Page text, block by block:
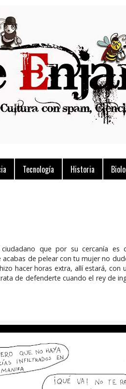
Tecnología Historia
que por su cercanía es
de pelear con tu mujer no
hacer horas extra, allí estará, con
de defenderte cuando el rey de